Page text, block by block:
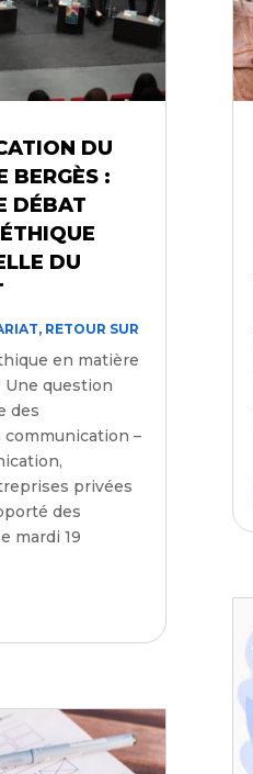
DU
BERGÈS :
DÉBAT
DU
, RETOUR SUR
en matière
Une question
des
–
privées
des
mardi 19